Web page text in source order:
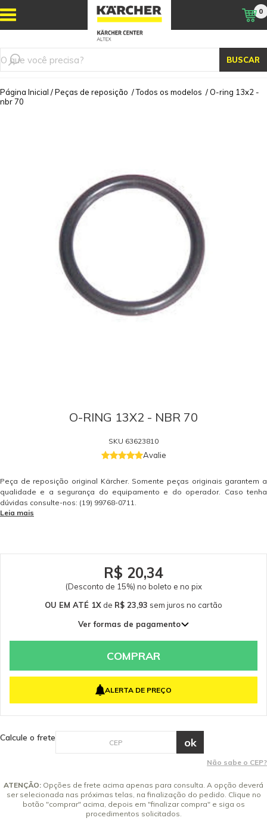
BUSCAR
0
Página Inicial /Peças de reposição /Todos os modelos / O-ring 13x2 -
nbr 70
O-RING 13X2 - NBR 70
SKU 63623810
Avalie
Peça de reposição original Kärcher. Somente peças originais garantem a
qualidade e a segurança do equipamento e do operador. Caso tenha
dúvidas consulte-nos: (19) 99768-0711.
Leia mais
R$ 20,34
(Desconto de 15%) no boleto e no pix
OU EM ATÉ 1X de R$ 23,93 sem juros no cartão
Ver formas de pagamento
COMPRAR
ALERTA DE PREÇO
Calcule o frete
Não sabe o CEP?
ATENÇÃO: Opções de frete acima apenas para consulta. A opção deverá
ser selecionada nas próximas telas, na finalização do pedido. Clique no
botão "comprar" acima, depois em "finalizar compra" e siga os
procedimentos solicitados.